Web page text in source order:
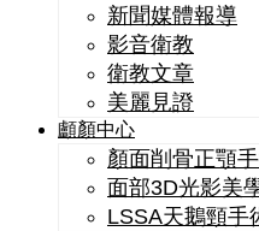
新聞媒體報導
影音衛教
衛教文章
美麗見證
顱顏中心
顏面削骨正顎
面部3D光影美
LSSA天鵝頸手